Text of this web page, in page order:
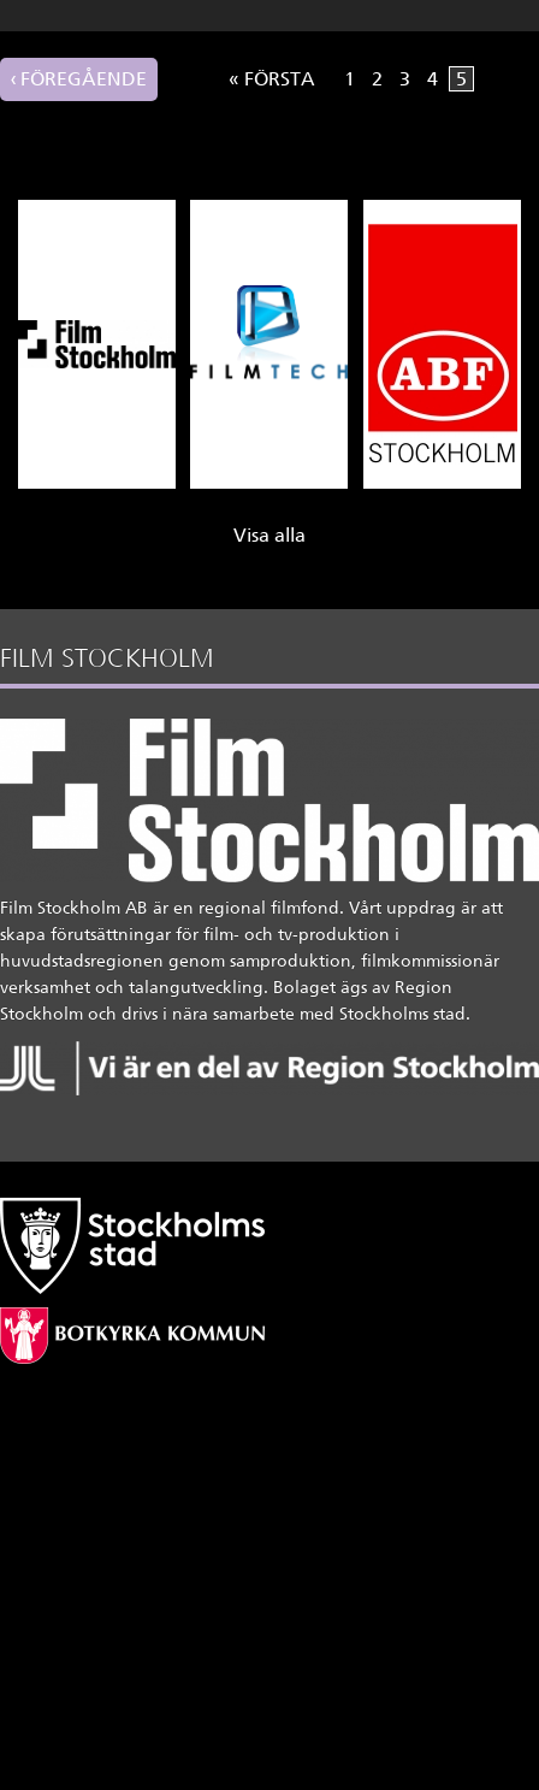
Sidor
« FÖRSTA
‹ FÖREGÅENDE 1 2 3 4 5
Visa alla
FILM STOCKHOLM
Film Stockholm AB är en regional filmfond. Vårt uppdrag är att
skapa förutsättningar för film- och tv-produktion i
huvudstadsregionen genom samproduktion, filmkommissionär
verksamhet och talangutveckling. Bolaget ägs av Region
Stockholm och drivs i nära samarbete med Stockholms stad.